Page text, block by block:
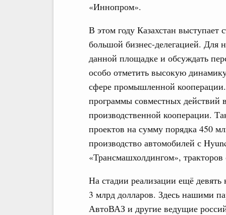
«Иннопром».
В этом году Казахстан выступает
большой бизнес-делегацией. Для
данной площадке и обсуждать
особо отметить высокую
сфере промышленной
программы совместных действий
производственной кооперации.
проектов на сумму порядка 450
производство автомобилей с
«Трансмашхолдингом»,
На стадии реализации ещё
3 млрд долларов. Здесь нашими
АвтоВАЗ и другие ведущие